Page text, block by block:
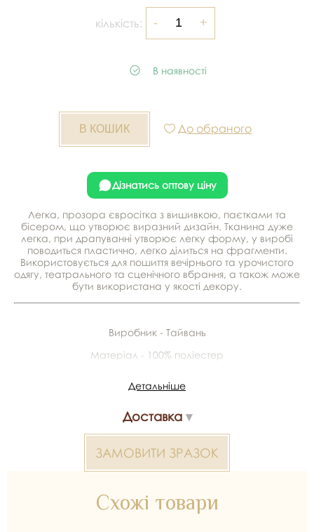
кількість:
В наявності
До обраного
Дізнатись оптову ціну
Легка, прозора євросітка з вишивкою, паєтками та
бісером, що утворює виразний дизайн. Тканина дуже
легка, при драпуванні утворює легку форму, у виробі
поводиться пластично, легко ділиться на фрагменти.
Використовується для пошиття вечірнього та урочистого
одягу, театрального та сценічного вбрання, а також може
бути використана у якості декору.
Виробник - Тайвань
Матеріал - 100% поліестер
Кольорове полотно 2000000311180 — матеріал для
весільних суконь, декору та колекцій ательє. Доступний
Детальніше
Доставка
ЗАМОВИТИ ЗРАЗОК
Схожі товари